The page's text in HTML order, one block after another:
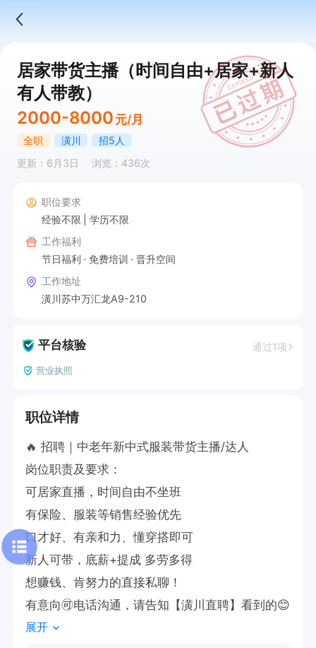
居家带货主播（时间自由+居家+新人
有人带教）
2000-8000 元/月
全职 潢川
招5人
更新：6月3日
浏览：436次
职位要求
经验不限
学历不限
工作福利
节日福利
免费培训
晋升空间
工作地址
潢川苏中万汇龙A9-210
平台核验 通过1项
营业执照
职位详情
🔥 招聘｜中老年新中式服装带货主播/达人
岗位职责及要求：
可居家直播，时间自由不坐班
有保险、服装等销售经验优先
口才好、有亲和力、懂穿搭即可
新人可带，底薪+提成 多劳多得
想赚钱、肯努力的直接私聊！
有意向🉑电话沟通，请告知【潢川直聘】看到的😊
展开